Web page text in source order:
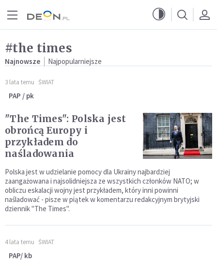
#the times
Najnowsze Najpopularniejsze
3 lata temu ŚWIAT
PAP / pk
"The Times": Polska jest
obrońcą Europy i
przykładem do
naśladowania
Polska jest w udzielanie pomocy dla Ukrainy najbardziej
zaangażowana i najsolidniejsza ze wszystkich członków NATO; w
obliczu eskalacji wojny jest przykładem, który inni powinni
naśladować - pisze w piątek w komentarzu redakcyjnym brytyjski
dziennik "The Times".
4 lata temu ŚWIAT
PAP/ kb